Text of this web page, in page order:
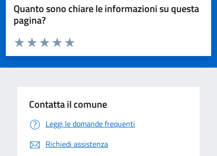
Quanto sono chiare le informazioni su questa
pagina?
Domanda
Valuta da 1 a 5 stelle la pagina
Valuta 5 stelle su 5
Valuta 4 stelle su 5
Valuta 3 stelle su 5
Valuta 2 stelle su 5
Valuta 1 stelle su 5
Contatta il comune
Leggi le domande frequenti
Richiedi assistenza